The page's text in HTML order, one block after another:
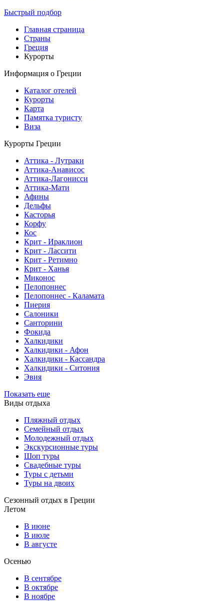
Быстрый подбор
Главная страница
Cтраны
Греция
Курорты
Информация о Греции
Каталог отелей
Курорты
Карта
Памятка туристу
Виза
Курорты Греции
Аттика - Лутраки
Аттика-Анависос
Аттика-Лагонисси
Аттика-Мати
Афины
Дельфы
Касторья
Корфу
Кос
Крит - Ираклион
Крит - Лассити
Крит - Ретимно
Крит - Ханья
Миконос
Пелопоннес
Пелопоннес - Каламата
Пиерия
Салоники
Санторини
Фокида
Халкидики
Халкидики - Афон
Халкидики - Кассандра
Халкидики - Ситония
Эвия
Показать еще
Виды отдыха
Пляжный отдых
Семейный отдых
Молодежный отдых
Экскурсионные туры
Шоп туры
Свадебные туры
Туры с детьми
Туры на двоих
Сезонный отдых в Греции
Летом
В июне
В июле
В августе
Осенью
В сентябре
В октябре
В ноябре